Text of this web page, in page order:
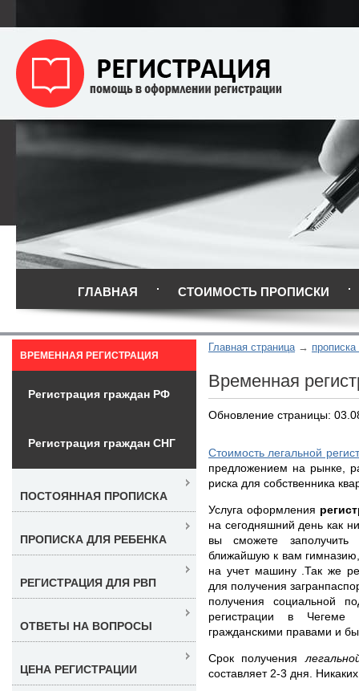
ГЛАВНАЯ СТОИМОСТЬ ПРОПИСКИ
Главная страница
Временная
Обновление страницы:
Стоимость легальной
предложением на рынке,
риска для собственника
Услуга оформления
на сегодняшний день как
вы сможете заполучить
ближайшую к вам
на учет машину .Так же
для получения
получения социальной
регистрации в Чегеме
гражданскими правами и
Срок получения
составляет 2-3 дня.
ВРЕМЕННАЯ РЕГИСТРАЦИЯ
Регистрация граждан РФ
Регистрация граждан СНГ
ПОСТОЯННАЯ ПРОПИСКА
ПРОПИСКА ДЛЯ РЕБЕНКА
РЕГИСТРАЦИЯ ДЛЯ РВП
ОТВЕТЫ НА ВОПРОСЫ
ЦЕНА РЕГИСТРАЦИИ